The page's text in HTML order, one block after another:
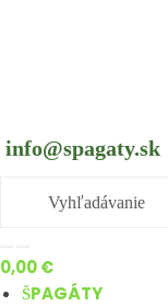
info@spagaty.sk
0,00€
ŠPAGÁTY